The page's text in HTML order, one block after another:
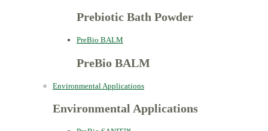
Prebiotic Bath Powder
PreBio BALM
PreBio BALM
Environmental Applications
Environmental Applications